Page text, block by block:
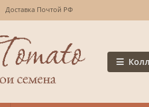
Доставка Почтой РФ